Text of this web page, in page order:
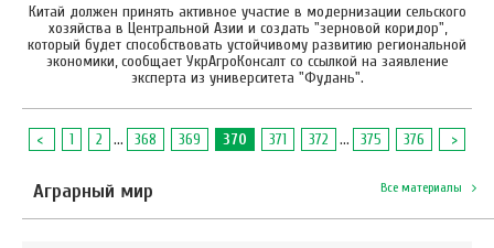
Китай должен принять активное участие в модернизации сельского
хозяйства в Центральной Азии и создать "зерновой коридор",
который будет способствовать устойчивому развитию региональной
экономики, сообщает УкрАгроКонсалт со ссылкой на заявление
эксперта из университета "Фудань".
< 1 2 ... 368 369 370 371 372 ... 375 376 >
Аграрный мир Все материалы